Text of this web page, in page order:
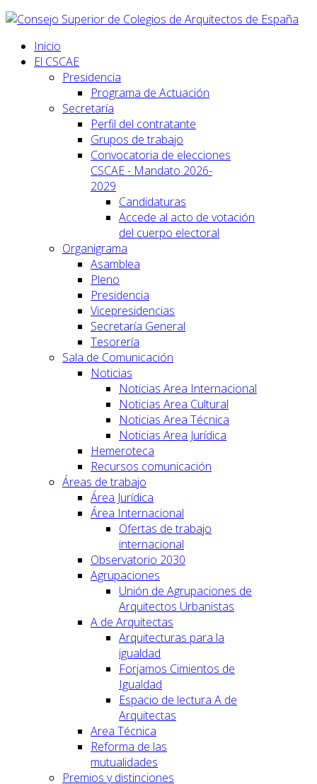
Inicio
El CSCAE
Presidencia
Programa de Actuación
Secretaría
Perfil del contratante
Grupos de trabajo
Convocatoria de elecciones
CSCAE - Mandato 2026-
2029
Candidaturas
Accede al acto de votación
del cuerpo electoral
Organigrama
Asamblea
Pleno
Presidencia
Vicepresidencias
Secretaría General
Tesorería
Sala de Comunicación
Noticias
Noticias Area Internacional
Noticias Area Cultural
Noticias Area Técnica
Noticias Area Jurídica
Hemeroteca
Recursos comunicación
Áreas de trabajo
Área Jurídica
Área Internacional
Ofertas de trabajo
internacional
Observatorio 2030
Agrupaciones
Unión de Agrupaciones de
Arquitectos Urbanistas
A de Arquitectas
Arquitecturas para la
igualdad
Forjamos Cimientos de
Igualdad
Espacio de lectura A de
Arquitectas
Area Técnica
Reforma de las
mutualidades
Premios y distinciones